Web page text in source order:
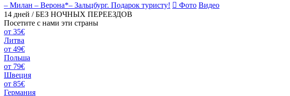
– Милан – Верона*– Зальцбург. Подарок туристу!
Фото Видео
14 дней / БЕЗ НОЧНЫХ ПЕРЕЕЗДОВ
Посетите с нами эти страны
от 35€
Литва
от 49€
Польша
от 79€
Швеция
от 85€
Германия